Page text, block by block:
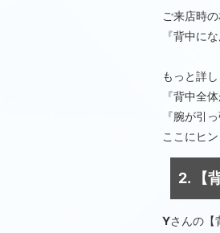
ご来店時
『背中に
もっと詳
『背中全
『腕が引
ここにヒ
2. 【
Yさんの【